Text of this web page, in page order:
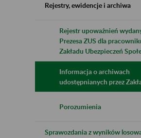
Rejestry, ewidencje i archiwa
Rejestr upoważnień
Prezesa ZUS dla
Zakładu Ubezpieczeń
Informacja o archiwach
udostępnianych przez
Porozumienia
Sprawozdania z wyników